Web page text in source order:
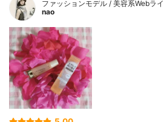
ファッションモデル / 美容系Webラ
nao